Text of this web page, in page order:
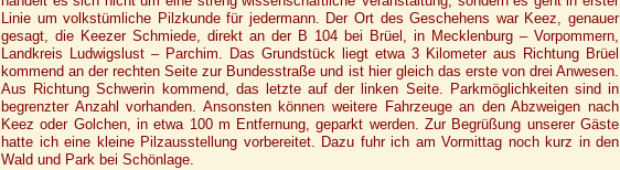
Linie um volkstümliche Pilzkunde für jedermann. Der Ort des Geschehens war Keez, genauer
gesagt, die Keezer Schmiede, direkt an der B 104 bei Brüel, in Mecklenburg – Vorpommern,
Landkreis Ludwigslust – Parchim. Das Grundstück liegt etwa 3 Kilometer aus Richtung Brüel
kommend an der rechten Seite zur Bundesstraße und ist hier gleich das erste von drei Anwesen.
Aus Richtung Schwerin kommend, das letzte auf der linken Seite. Parkmöglichkeiten sind in
begrenzter Anzahl vorhanden. Ansonsten können weitere Fahrzeuge an den Abzweigen nach
Keez oder Golchen, in etwa 100 m Entfernung, geparkt werden. Zur Begrüßung unserer Gäste
hatte ich eine kleine Pilzausstellung vorbereitet. Dazu fuhr ich am Vormittag noch kurz in den
Wald und Park bei Schönlage.